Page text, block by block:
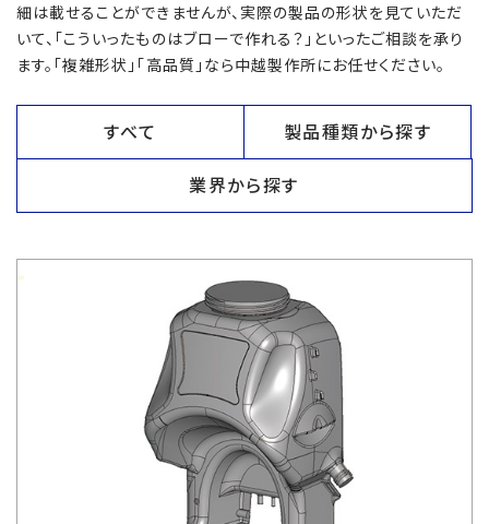
細は載せることができませんが、実際の製品の形状を見ていただ
いて、「こういったものはブローで作れる？」といったご相談を承り
ます。「複雑形状」「高品質」なら中越製作所にお任せください。
すべて 製品種類から探す
業界から探す